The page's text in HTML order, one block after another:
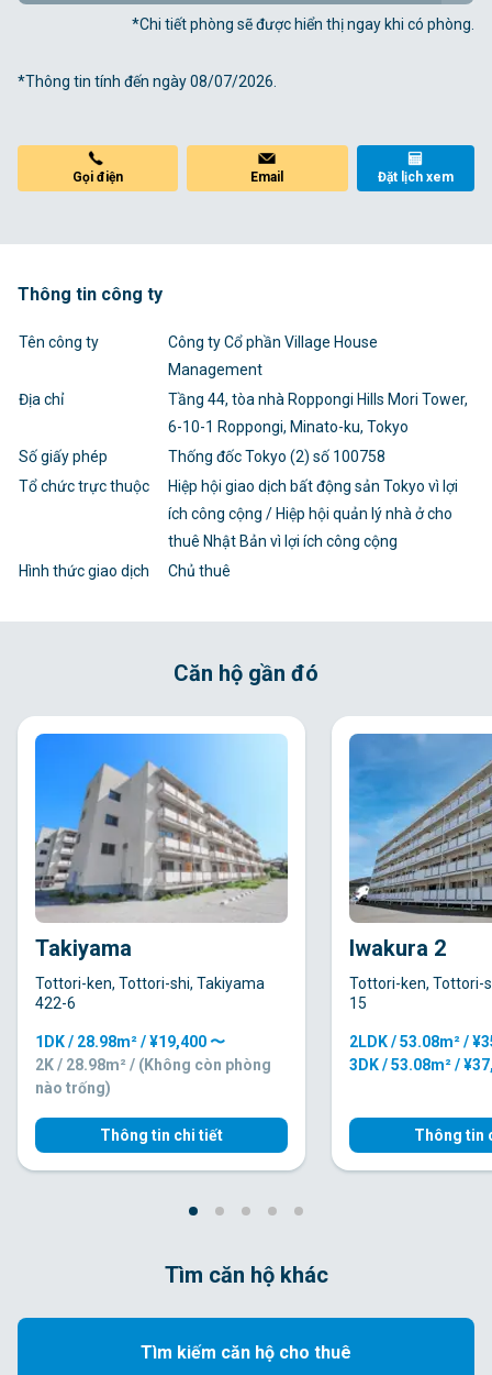
*Chi tiết phòng sẽ được hiển thị ngay khi có phòng.
*Thông tin tính đến ngày 08/07/2026.
Gọi điện Email Đặt lịch xem
Thông tin công ty
Tên công ty
Công ty Cổ phần Village House
Management
Địa chỉ
Tầng 44, tòa nhà Roppongi Hills Mori Tower,
6-10-1 Roppongi, Minato-ku, Tokyo
Số giấy phép
Thống đốc Tokyo (2) số 100758
Tổ chức trực thuộc
Hiệp hội giao dịch bất động sản Tokyo vì lợi
ích công cộng / Hiệp hội quản lý nhà ở cho
thuê Nhật Bản vì lợi ích công cộng
Hình thức giao dịch
Chủ thuê
Căn hộ gần đó
Takiyama
Tottori-ken, Tottori-shi, Takiyama
422-6
1DK / 28.98m² / ¥19,400 〜
2K / 28.98m² / (Không còn phòng
nào trống)
Thông tin chi tiết
Iwakura 2
Tottori-ken, Tottori-
15
2LDK / 53.08m² /
3DK / 53.08m² /
Thông tin
Tìm căn hộ khác
Tìm kiếm căn hộ cho thuê